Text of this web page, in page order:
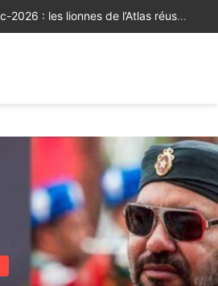
CAN féminine Maroc-2026 : les lionnes de l’Atlas réussissent leur entrée en lice [Vidéo]